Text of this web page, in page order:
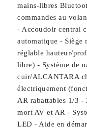
mains-libres
commandes au
- Accoudoir central
automatique - Siège
réglable hauteur/
libre) - Système de
cuir/ALCANTARA
électriquement
AR rabattables 1/3 -
mort AV et AR -
LED - Aide en